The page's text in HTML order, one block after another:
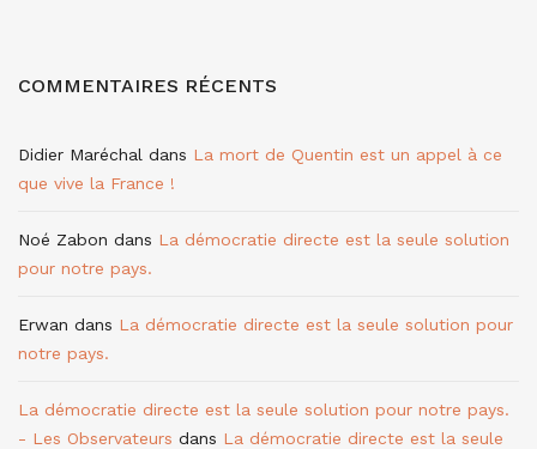
COMMENTAIRES RÉCENTS
Didier Maréchal dans La mort de Quentin est un appel à ce
que vive la France !
Noé Zabon dans La démocratie directe est la seule solution
pour notre pays.
Erwan dans La démocratie directe est la seule solution pour
notre pays.
La démocratie directe est la seule solution pour notre pays.
- Les Observateurs dans La démocratie directe est la seule